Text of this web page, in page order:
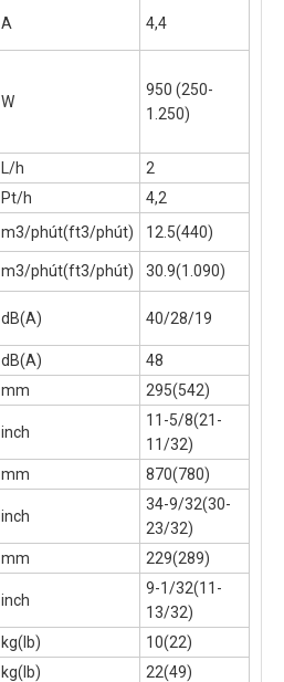
A 4,4
W
950 (250-
1.250)
L/h
2
Pt/h
4,2
m3/phút(ft3/phút) 12.5(440)
m3/phút(ft3/phút) 30.9(1.090)
dB(A) 40/28/19
dB(A) 48
mm 295(542)
inch
11-5/8(21-
11/32)
mm 870(780)
inch
34-9/32(30-
23/32)
mm 229(289)
inch
9-1/32(11-
13/32)
kg(lb)
10(22)
kg(lb)
22(49)